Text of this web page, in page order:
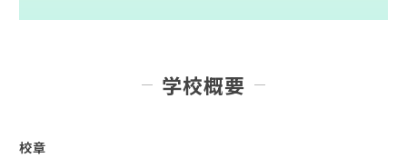
学校概要
校章